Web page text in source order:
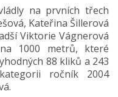
na prvních třech
Kateřina Šillerová
Viktorie Vágnerová
1000 metrů, které
88 kliků a 243
ročník 2004